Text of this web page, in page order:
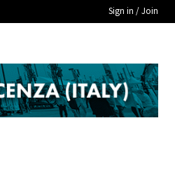
Sign in / Join